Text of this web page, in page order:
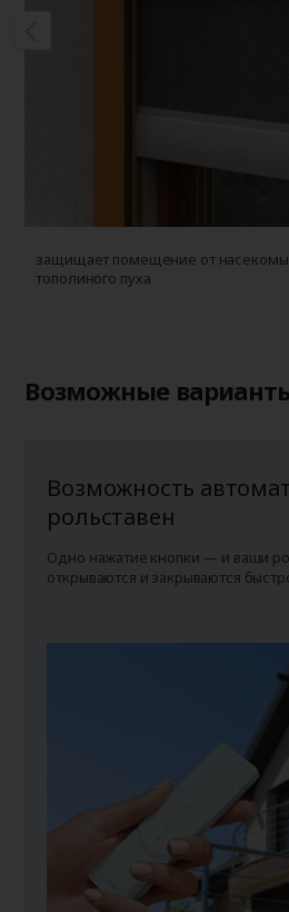
защищает помещение от
тополиного пуха
Возможные
Возможность
рольставен
Одно нажатие кнопки — и ваши
открываются и закрываются